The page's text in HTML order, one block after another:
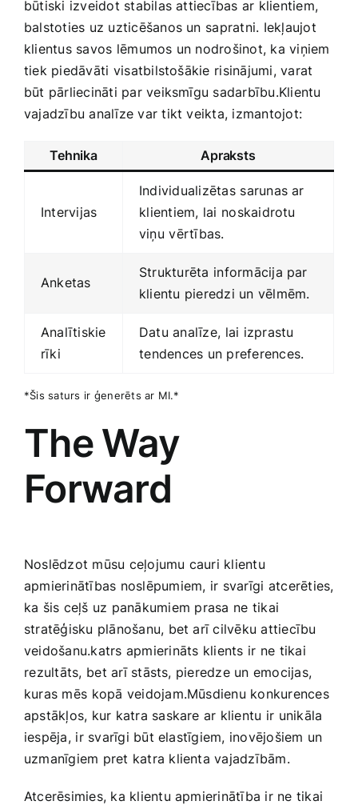
būtiski izveidot stabilas attiecības ar klientiem,
balstoties uz uzticēšanos un ⁣sapratni. Iekļaujot
klientus savos⁢ lēmumos un nodrošinot, ka viņiem
tiek piedāvāti ⁤visatbilstošākie ⁢risinājumi, varat
būt pārliecināti ‍par veiksmīgu sadarbību.Klientu
vajadzību analīze var tikt veikta, izmantojot:
Tehnika Apraksts
Intervijas
Individualizētas ⁣sarunas ar
⁤klientiem, lai ⁢noskaidrotu
viņu⁤ vērtības.
Anketas
Strukturēta ⁤informācija par
klientu pieredzi un vēlmēm.
Analītiskie
rīki
Datu analīze,⁢ lai izprastu
⁤tendences un preferences.
*Šis saturs ⁤ir ģenerēts‍ ar MI.*
The⁢ Way
‍Forward
Noslēdzot mūsu ceļojumu cauri klientu‌
apmierinātības noslēpumiem, ⁤ir svarīgi⁤ atcerēties,
ka‌ šis ceļš uz panākumiem ⁤prasa ne ⁢tikai
stratēģisku plānošanu, bet‍ arī cilvēku ‍attiecību
veidošanu.katrs‌ apmierināts ⁣klients ir ne⁢ tikai
⁢rezultāts, ⁣bet arī stāsts, pieredze un emocijas,
‌kuras mēs ⁢kopā veidojam.Mūsdienu konkurences
‍apstākļos, ​kur katra saskare ar ‍klientu⁢ ir unikāla
iespēja,⁤ ir svarīgi būt elastīgiem, inovējošiem un
uzmanīgiem pret katra klienta vajadzībām.
Atcerēsimies,‌ ka klientu apmierinātība ir ne tikai